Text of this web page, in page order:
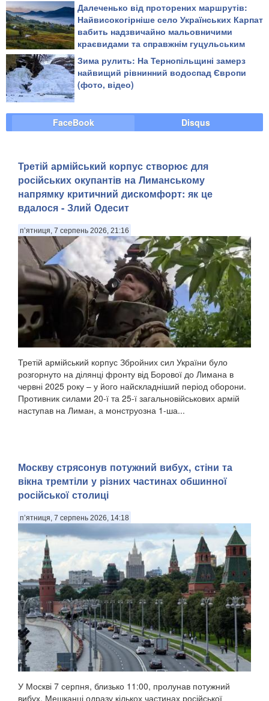
Далеченько від проторених маршрутів:
Найвисокогірніше село Українських Карпат
вабить надзвичайно мальовничими
краєвидами та справжнім гуцульським
колоритом
Зима рулить: На Тернопільщині замерз
найвищий рівнинний водоспад Європи
(фото, відео)
FaceBook Disqus
Третій армійський корпус створює для
російських окупантів на Лиманському
напрямку критичний дискомфорт: як це
вдалося - Злий Одесит
п’ятниця, 7 серпень 2026, 21:16
Третій армійський корпус Збройних сил України було
розгорнуто на ділянці фронту від Борової до Лимана в
червні 2025 року – у його найскладніший період оборони.
Противник силами 20-ї та 25-ї загальновійськових армій
наступав на Лиман, а монструозна 1-ша...
Москву стрясонув потужний вибух, стіни та
вікна тремтіли у різних частинах обшинної
російської столиці
п’ятниця, 7 серпень 2026, 14:18
У Москві 7 серпня, близько 11:00, пролунав потужний
вибух. Мешканці одразу кількох частинах російської